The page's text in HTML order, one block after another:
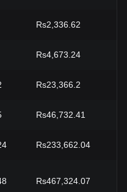
Rs2,336.62
Rs4,673.24
Rs23,366.2
Rs46,732.41
Rs233,662.04
Rs467,324.07